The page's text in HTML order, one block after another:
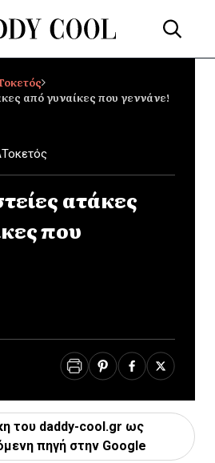
από γυναίκες που γεννάνε!
Τοκετός
ατάκες
που
του daddy-cool.gr ως
πηγή στην Google